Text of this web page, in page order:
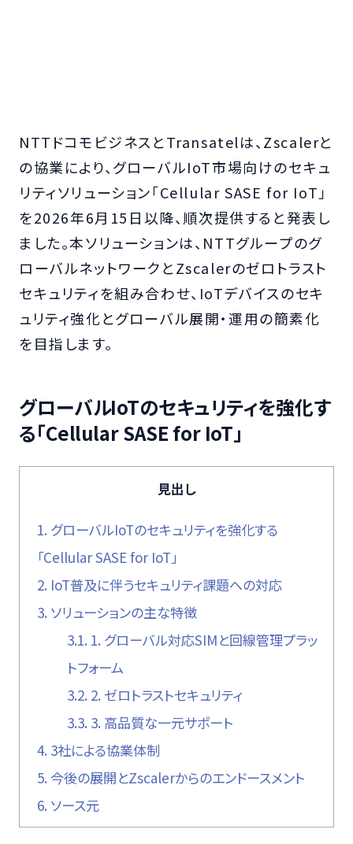
NTTドコモビジネスとTransatelは、Zscalerと
の協業により、グローバルIoT市場向けのセキュ
リティソリューション「Cellular SASE for IoT」
を2026年6月15日以降、順次提供すると発表し
ました。本ソリューションは、NTTグループのグ
ローバルネットワークとZscalerのゼロトラスト
セキュリティを組み合わせ、IoTデバイスのセキ
ュリティ強化とグローバル展開・運用の簡素化
を目指します。
グローバルIoTのセキュリティを強化す
る「Cellular SASE for IoT」
見出し
1. グローバルIoTのセキュリティを強化する
「Cellular SASE for IoT」
2. IoT普及に伴うセキュリティ課題への対応
3. ソリューションの主な特徴
3.1. 1. グローバル対応SIMと回線管理プラッ
トフォーム
3.2. 2. ゼロトラストセキュリティ
3.3. 3. 高品質な一元サポート
4. 3社による協業体制
5. 今後の展開とZscalerからのエンドースメント
6. ソース元